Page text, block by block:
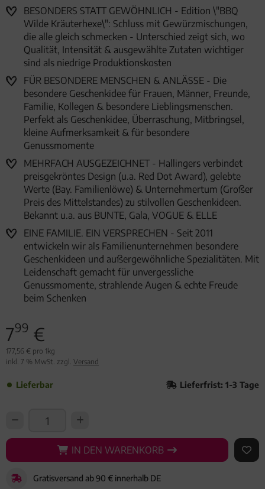
BESONDERS STATT GEWÖHNLICH - Edition \"BBQ
Wilde Kräuterhexe\": Schluss mit Gewürzmischungen,
die alle gleich schmecken - Unterschied zeigt sich, wo
Qualität, Intensität & ausgewählte Zutaten wichtiger
sind als niedrige Produktionskosten
FÜR BESONDERE MENSCHEN & ANLÄSSE - Die
besondere Geschenkidee für Frauen, Männer, Freunde,
Familie, Kollegen & besondere Lieblingsmenschen.
Perfekt als Geschenkidee, Überraschung, Mitbringsel,
kleine Aufmerksamkeit & für besondere
Genussmomente
MEHRFACH AUSGEZEICHNET - Hallingers verbindet
preisgekröntes Design (u.a. Red Dot Award), gelebte
Werte (Bay. Familienlöwe) & Unternehmertum (Großer
Preis des Mittelstandes) zu stilvollen Geschenkideen.
Bekannt u.a. aus BUNTE, Gala, VOGUE & ELLE
EINE FAMILIE. EIN VERSPRECHEN - Seit 2011
entwickeln wir als Familienunternehmen besondere
Geschenkideen und außergewöhnliche Spezialitäten. Mit
Leidenschaft gemacht für unvergessliche
Genussmomente, strahlende Augen & echte Freude
beim Schenken
799 €
177,56 € pro 1kg
inkl. 7 % MwSt. zzgl. Versand
Lieferbar Lieferfrist: 1-3 Tage
IN DEN WARENKORB
IN DEN WARENKORB AUF
Gratisversand ab 90 € innerhalb DE